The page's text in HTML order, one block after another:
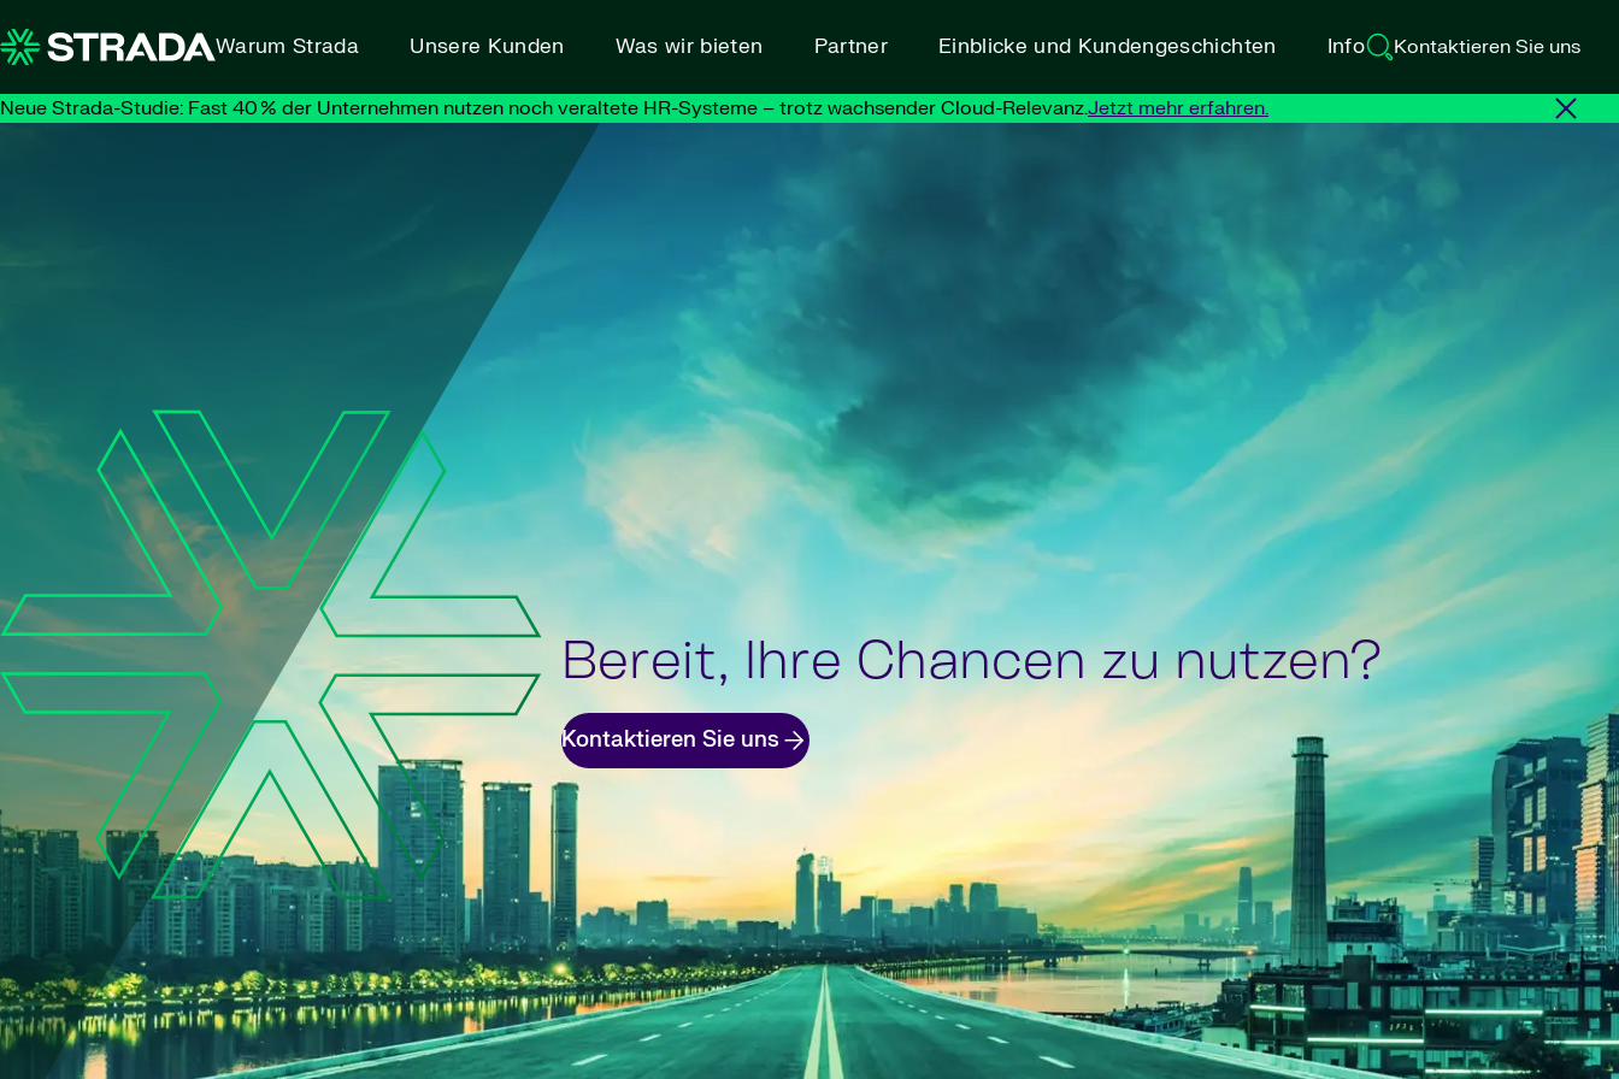
Warum Strada Unsere Kunden Was wir bieten Partner Einblicke und Kundengeschichten Info Kontaktieren Sie uns
Neue Strada-Studie: Fast 40 % der Unternehmen nutzen noch veraltete HR-Systeme – trotz wachsender Cloud-Relevanz.Jetzt mehr erfahren.
Bereit, Ihre Chancen zu nutzen?
Kontaktieren Sie uns